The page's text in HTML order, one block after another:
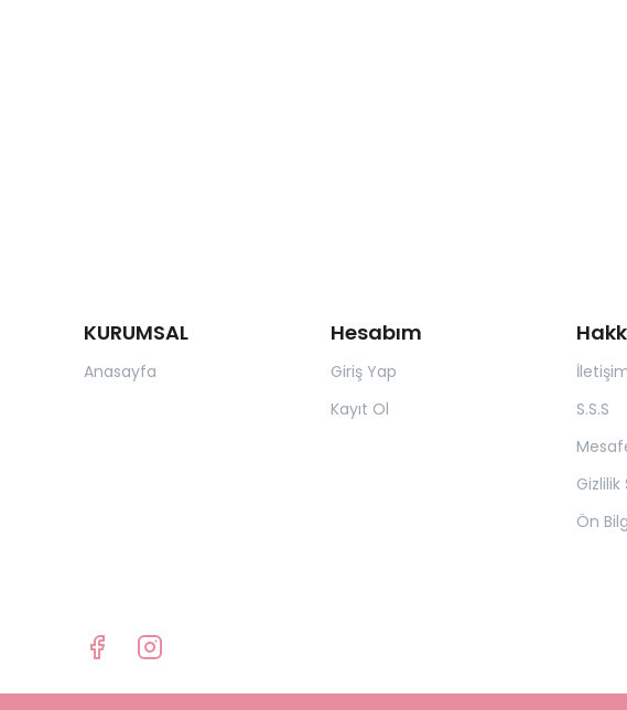
KURUMSAL
Anasayfa
Hesabım
Giriş Yap
Kayıt Ol
S.S.S
Ön